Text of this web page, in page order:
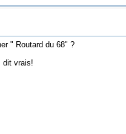
" Routard du 68" ?
dit vrais!